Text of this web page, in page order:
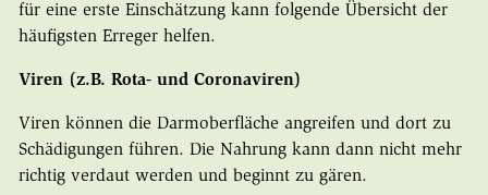
für eine erste Einschätzung kann folgende Übersicht der
häufigsten Erreger helfen.
Viren (z.B. Rota- und Coronaviren)
Viren können die Darmoberfläche angreifen und dort zu
Schädigungen führen. Die Nahrung kann dann nicht mehr
richtig verdaut werden und beginnt zu gären.